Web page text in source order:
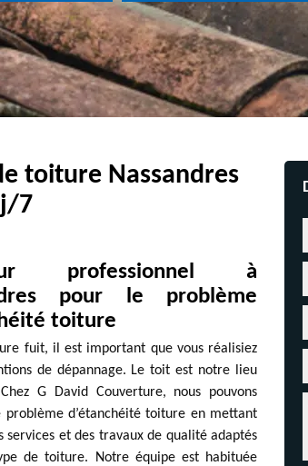
toiture Nassandres
7
professionnel à
pour le problème
toiture
fuit, il est important que vous réalisiez
de dépannage. Le toit est notre lieu
G David Couverture, nous pouvons
problème d’étanchéité toiture en mettant
services et des travaux de qualité adaptés
de toiture. Notre équipe est habituée